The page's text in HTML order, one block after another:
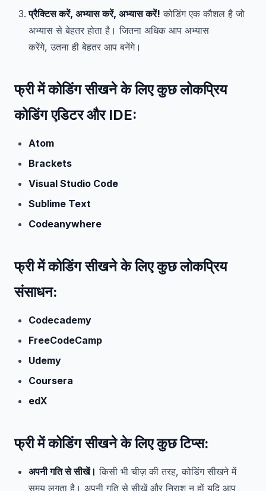
प्रैक्टिस करें, अभ्यास करें, अभ्यास करें! कोडिंग एक कौशल है जो
अभ्यास से बेहतर होता है। जितना अधिक आप अभ्यास
करेंगे, उतना ही बेहतर आप बनेंगे।
फ्री में कोडिंग सीखने के लिए कुछ लोकप्रिय
कोडिंग एडिटर और IDE:
Atom
Brackets
Visual Studio Code
Sublime Text
Codeanywhere
फ्री में कोडिंग सीखने के लिए कुछ लोकप्रिय
संसाधन:
Codecademy
FreeCodeCamp
Udemy
Coursera
edX
फ्री में कोडिंग सीखने के लिए कुछ टिप्स:
अपनी गति से सीखें। किसी भी चीज़ की तरह, कोडिंग सीखने में
समय लगता है। अपनी गति से सीखें और निराश न हों यदि आप